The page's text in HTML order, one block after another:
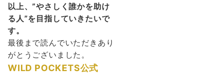
以上、”やさしく誰かを助け
る人”を目指していきたいで
す。
最後まで読んでいただきあり
がとうございました。
WILD POCKETS公式